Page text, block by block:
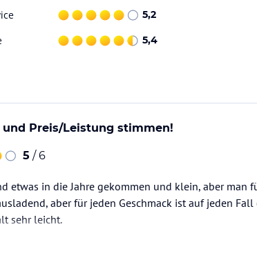
5,2
5,4
Preis/Leistung stimmen!
5 / 6
etwas in die Jahre gekommen und klein, aber man
aber für jeden Geschmack ist auf jeden
sehr leicht.